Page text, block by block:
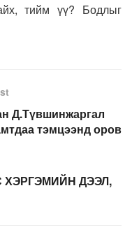
тийм үү? Бодлыг
Д.Түвшинжаргал
тэмцээнд оров
ДЭЭЛ,